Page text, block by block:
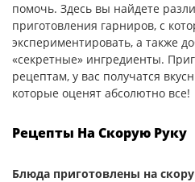
помочь. Здесь вы найдете
приготовления гарниров, с
экспериментировать, а также
«секретные» ингредиенты.
рецептам, у вас получатся
которые оценят абсолютно все!
Рецепты На Скорую Руку
Блюда приготовлены на